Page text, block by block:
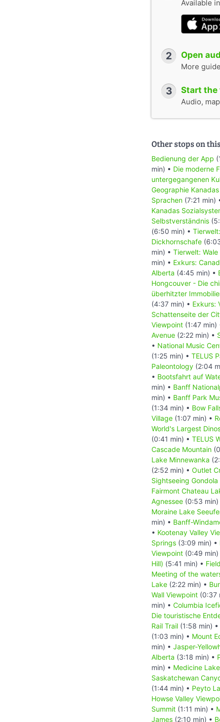
Available
2 Open
More
3 Start the
Audio,
Other stops on
Bedienung der App
min) • Die moderne
untergegangenen
Geographie Kanadas
Sprachen (7:21 min)
Kanadas
Selbstverständnis
(6:50 min) •
Dickhornschafe
min) • Tierwelt: Wale
min) • Exkurs:
Alberta (4:45 min) •
Hongcouver - Die
überhitzter
(4:37 min) • Exkurs:
Schattenseite der
Viewpoint (1:47 min)
Avenue (2:22 min) •
• National Music
(1:25 min) • TELUS
Paleontology (2:04
• Bootsfahrt auf
min) • Banff
min) • Banff Park
(1:34 min) • Bow
Village (1:07 min) •
World's Largest
(0:41 min) • TELUS
Cascade Mountain
Lake Minnewanka
(2:52 min) • Outlet
Sightseeing Gondola
Fairmont Chateau
Agnessee (0:53 min)
Moraine Lake
min) • Banff-
• Kootenay Valley
Springs (3:09 min) •
Viewpoint (0:49 min)
Hill) (5:41 min) • Field
Meeting of the
Lake (2:22 min) •
Wall Viewpoint (0:37
min) • Columbia
Die touristische
Rail Trail (1:58 min) •
(1:03 min) • Mount
min) • Jasper-
Alberta (3:18 min) •
min) • Medicine Lake
Saskatchewan
(1:44 min) • Peyto
Howse Valley
Summit (1:11 min) •
James (2:10 min) •